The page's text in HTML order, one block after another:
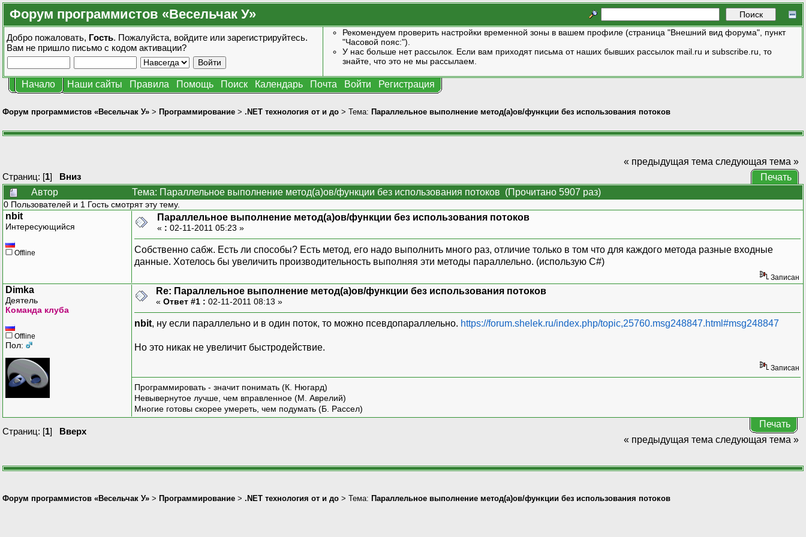
Форум программистов «Весельчак У»
Добро пожаловать, Гость. Пожалуйста, войдите или зарегистрируйтесь.
Вам не пришло письмо с кодом активации?
Рекомендуем проверить настройки временной зоны в вашем профиле (страница "Внешний вид форума", пункт
"Часовой пояс:").
У нас больше нет рассылок. Если вам приходят письма от наших бывших рассылок mail.ru и subscribe.ru, то
знайте, что это не мы рассылаем.
Начало Наши сайты Правила Помощь Поиск Календарь Почта Войти Регистрация
Форум программистов «Весельчак У» > Программирование > .NET технология от и до > Тема: Параллельное выполнение метод(а)ов/функции без использования потоков
Страниц: [1] Вниз
« предыдущая тема следующая тема »
Печать
Автор
Тема: Параллельное выполнение метод(а)ов/функции без использования потоков (Прочитано 5907 раз)
0 Пользователей и 1 Гость смотрят эту тему.
nbit
Интересующийся
Offline
Параллельное выполнение метод(а)ов/функции без использования потоков
« : 02-11-2011 05:23 »
Собственно сабж. Есть ли способы? Есть метод, его надо выполнить много раз, отличие только в том что для каждого метода разные входные
данные. Хотелось бы увеличить производительность выполняя эти методы параллельно. (использую C#)
Записан
Dimka
Деятель
Команда клуба
Offline
Пол:
Re: Параллельное выполнение метод(а)ов/функции без использования потоков
« Ответ #1 : 02-11-2011 08:13 »
nbit, ну если параллельно и в один поток, то можно псевдопараллельно. https://forum.shelek.ru/index.php/topic,25760.msg248847.html#msg248847
Но это никак не увеличит быстродействие.
Записан
Программировать - значит понимать (К. Нюгард)
Невывернутое лучше, чем вправленное (М. Аврелий)
Многие готовы скорее умереть, чем подумать (Б. Рассел)
Страниц: [1] Вверх
Печать
« предыдущая тема следующая тема »
Форум программистов «Весельчак У» > Программирование > .NET технология от и до > Тема: Параллельное выполнение метод(а)ов/функции без использования потоков